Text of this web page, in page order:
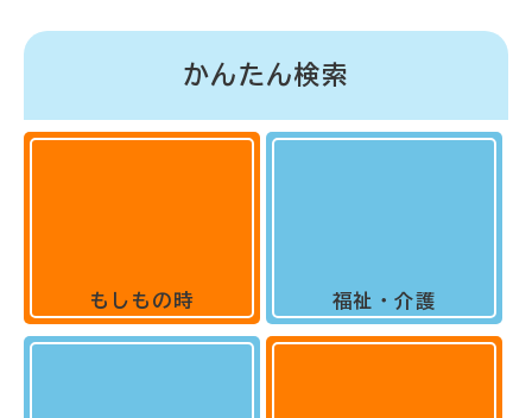
かんたん検索
もしもの時 福祉・介護